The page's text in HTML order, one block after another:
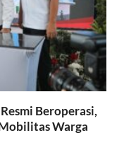
Beroperasi,
Warga